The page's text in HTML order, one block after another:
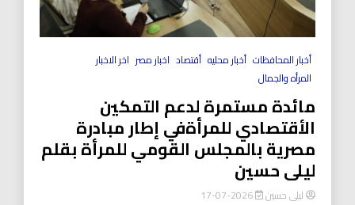
أخبار المحافظات أخبار محليه أقتصاد اخبار مصر اخر الاخبار
المرأه والجمال
مائدة مستمرة لدعم التمكين
الأقتصادي للمرأةفي إطار مبادرة
مصرية بالمجلس القومي للمرأة بقلم
ليلى حسين
ليلى حسين 2026-07-17